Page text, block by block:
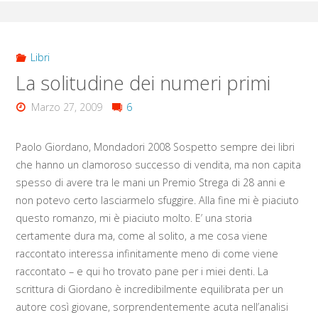
Libri
La solitudine dei numeri primi
Marzo 27, 2009 6
Paolo Giordano, Mondadori 2008 Sospetto sempre dei libri
che hanno un clamoroso successo di vendita, ma non capita
spesso di avere tra le mani un Premio Strega di 28 anni e
non potevo certo lasciarmelo sfuggire. Alla fine mi è piaciuto
questo romanzo, mi è piaciuto molto. E’ una storia
certamente dura ma, come al solito, a me cosa viene
raccontato interessa infinitamente meno di come viene
raccontato – e qui ho trovato pane per i miei denti. La
scrittura di Giordano è incredibilmente equilibrata per un
autore così giovane, sorprendentemente acuta nell’analisi